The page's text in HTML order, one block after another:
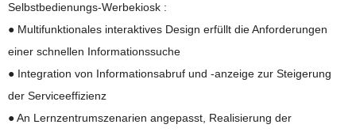
Selbstbedienungs-Werbekiosk :
● Multifunktionales interaktives Design erfüllt die Anforderungen
einer schnellen Informationssuche
● Integration von Informationsabruf und -anzeige zur Steigerung
der Serviceeffizienz
● An Lernzentrumszenarien angepasst, Realisierung der